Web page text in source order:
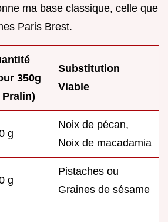
ma base classique, celle que
Paris Brest.
350g
Pralin)
Substitution
Viable
g
Noix de pécan,
Noix de macadamia
g
Pistaches ou
Graines de sésame